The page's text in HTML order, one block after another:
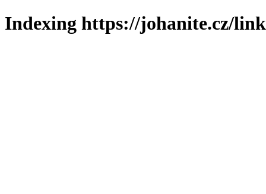
Indexing https://johanite.cz/